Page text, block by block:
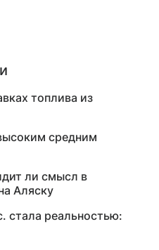
топлива из
средним
ли смысл в
Аляску
стала реальностью: